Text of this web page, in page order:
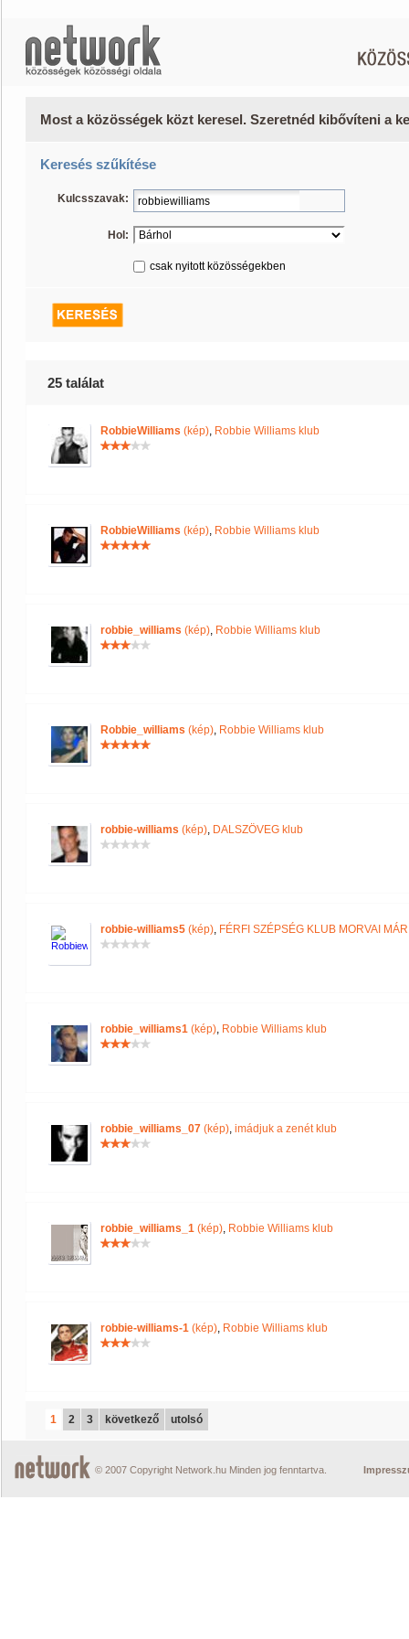
Most a közösségek közt keresel. Szeretnéd kibővíteni a
Keresés szűkítése
Kulcsszavak:
Hol:
csak nyitott közösségekben
25 találat
RobbieWilliams (kép), Robbie Williams klub
RobbieWilliams (kép), Robbie Williams klub
robbie_williams (kép), Robbie Williams klub
Robbie_williams (kép), Robbie Williams klub
robbie-williams (kép), DALSZÖVEG klub
robbie-williams5 (kép), FÉRFI SZÉPSÉG KLUB MORVAI
robbie_williams1 (kép), Robbie Williams klub
robbie_williams_07 (kép), imádjuk a zenét klub
robbie_williams_1 (kép), Robbie Williams klub
robbie-williams-1 (kép), Robbie Williams klub
1 2 3 következő utolsó
© 2007 Copyright Network.hu Minden jog fenntartva.